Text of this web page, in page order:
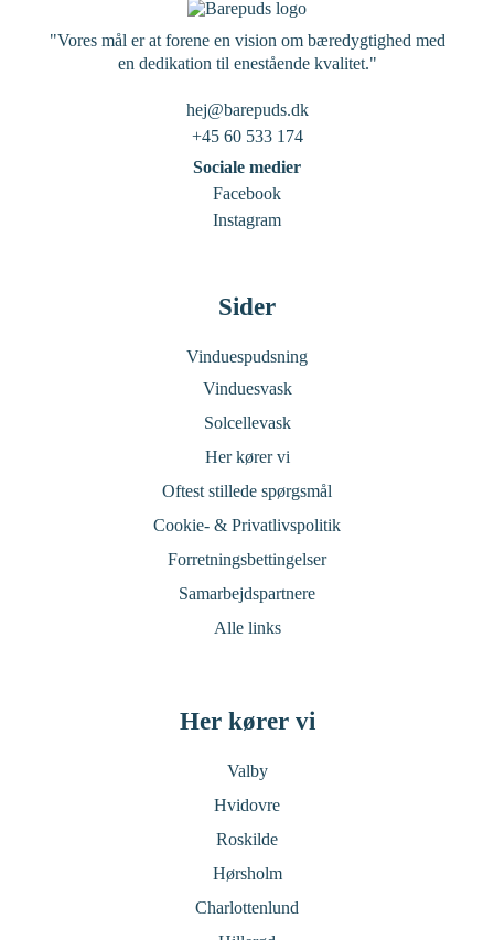
"Vores mål er at forene en vision om bæredygtighed med
en dedikation til enestående kvalitet."
hej@barepuds.dk
+45 60 533 174
Sociale medier
Facebook
Instagram
Sider
Vinduespudsning
Vinduesvask
Solcellevask
Her kører vi
Oftest stillede spørgsmål
Cookie- & Privatlivspolitik
Forretningsbettingelser
Samarbejdspartnere
Alle links
Her kører vi
Valby
Hvidovre
Roskilde
Hørsholm
Charlottenlund